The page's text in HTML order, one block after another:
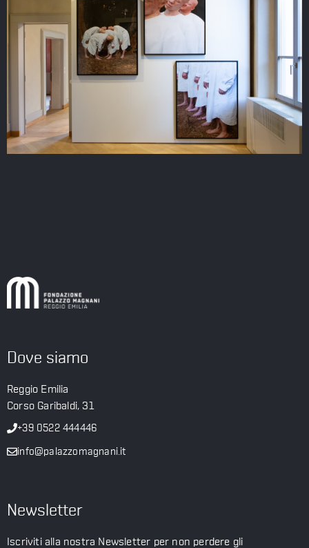
Dove siamo
Reggio Emilia
Corso Garibaldi, 31
+39 0522 444446
info@palazzomagnani.it
Newsletter
Iscriviti alla nostra Newsletter per non perdere gli